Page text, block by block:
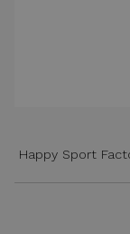
Happy Sport